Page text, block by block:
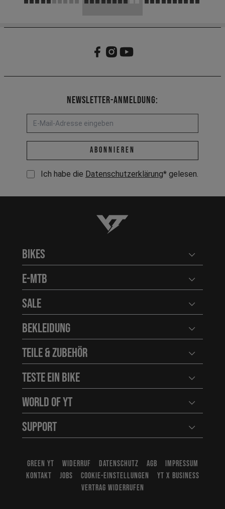
Newsletter-Anmeldung:
E-Mail-Adresse *
abonnieren
Ich habe die Datenschutzerklärung* gelesen.
YT-Industries
Bikes
E-MTB
Sale
Bekleidung
Teile & Zubehör
Teste ein Bike
World of YT
Support
GREEN YT WIDERRUF DATENSCHUTZ AGB
IMPRESSUM
KONTAKT
JOBS COOKIE-EINSTELLUNGEN
YT X BUSINESS
VERTRAG WIDERRUFEN